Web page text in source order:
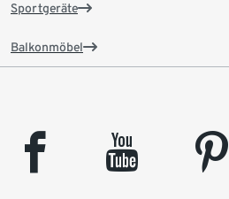
Sportgeräte
Balkonmöbel
facebook youtube pinterest